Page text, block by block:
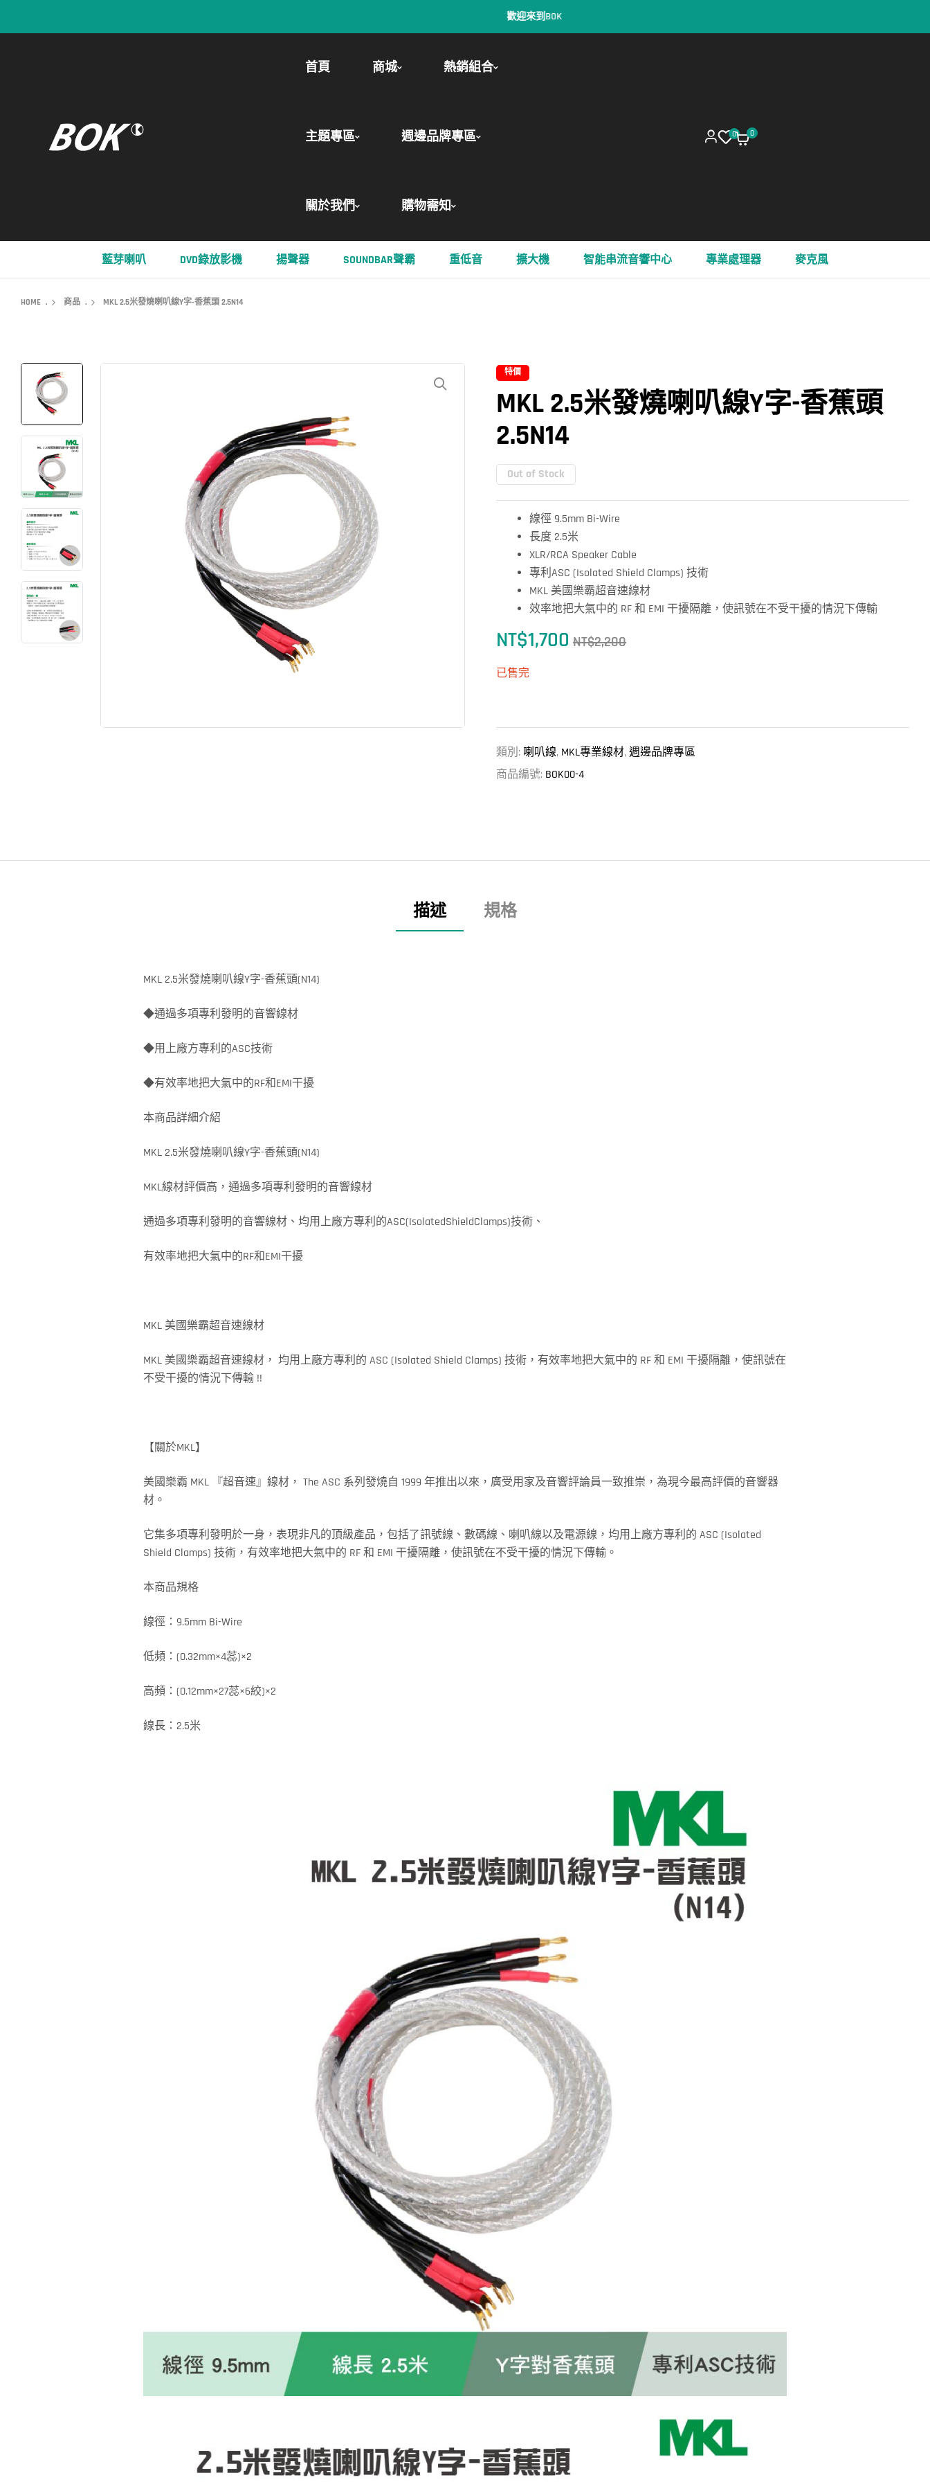
首頁 商城 熱銷組合
主題專區 週邊品牌專區
關於我們 購物需知
0 0
藍芽喇叭 DVD錄放影機 揚聲器 SOUNDBAR聲霸 重低音 擴大機 智能串流音響中心 專業處理器 麥克風
HOME . 商品 . MKL 2.5米發燒喇叭線Y字-香蕉頭 2.5N14
特價
MKL 2.5米發燒喇叭線Y字-香蕉頭
2.5N14
Out of Stock
線徑 9.5mm Bi-Wire
長度 2.5米
XLR/RCA Speaker Cable
專利ASC (Isolated Shield Clamps) 技術
MKL 美國樂霸超音速線材
效率地把大氣中的 RF 和 EMI 干擾隔離，使訊號在不受干擾的情況下傳輸
NT$2,200
NT$1,700
已售完
類別: 喇叭線, MKL專業線材, 週邊品牌專區
商品編號: BOK00-4
描述 規格
MKL 2.5米發燒喇叭線Y字-香蕉頭(N14)
◆通過多項專利發明的音響線材
◆用上廠方專利的ASC技術
◆有效率地把大氣中的RF和EMI干擾
本商品詳細介紹
MKL 2.5米發燒喇叭線Y字-香蕉頭(N14)
MKL線材評價高，通過多項專利發明的音響線材
通過多項專利發明的音響線材、均用上廠方專利的ASC(IsolatedShieldClamps)技術、
有效率地把大氣中的RF和EMI干擾
MKL 美國樂霸超音速線材
MKL 美國樂霸超音速線材， 均用上廠方專利的 ASC (Isolated Shield Clamps) 技術，有效率地把大氣中的 RF 和 EMI 干擾隔離，使訊號在
不受干擾的情況下傳輸 !!
【關於MKL】
美國樂霸 MKL 『超音速』線材， The ASC 系列發燒自 1999 年推出以來，廣受用家及音響評論員一致推崇，為現今最高評價的音響器
材。
它集多項專利發明於一身，表現非凡的頂級產品，包括了訊號線、數碼線、喇叭線以及電源線，均用上廠方專利的 ASC (Isolated
Shield Clamps) 技術，有效率地把大氣中的 RF 和 EMI 干擾隔離，使訊號在不受干擾的情況下傳輸。
本商品規格
線徑：9.5mm Bi-Wire
低頻：(0.32mm×4蕊)×2
高頻：(0.12mm×27蕊×6絞)×2
線長：2.5米